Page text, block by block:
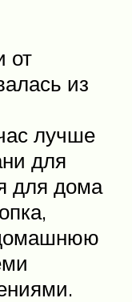
от
из
лучше
для
для дома